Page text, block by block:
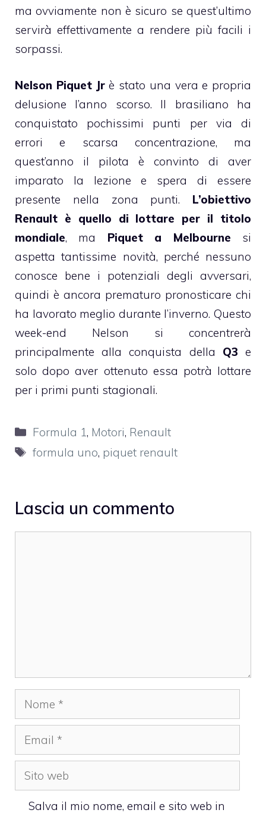
ma ovviamente non è sicuro se quest’ultimo
servirà effettivamente a rendere più facili i
sorpassi.
Nelson Piquet Jrè stato una vera e propria
delusione l’anno scorso. Il brasiliano ha
conquistato pochissimi punti per via di
errori e scarsa concentrazione, ma
quest’anno il pilota è convinto di aver
imparato la lezione e spera di essere
presente nella zona punti. L’obiettivo
Renault è quello di lottare per il titolo
mondiale, ma Piquet a Melbourne si
aspetta tantissime novità, perché nessuno
conosce bene i potenziali degli avversari,
quindi è ancora prematuro pronosticare chi
ha lavorato meglio durante l’inverno. Questo
week-end Nelson si concentrerà
principalmente alla conquista della Q3 e
solo dopo aver ottenuto essa potrà lottare
per i primi punti stagionali.
Categorie
Formula 1, Motori, Renault
Tag
formula uno, piquet renault
Lascia un commento
Nome
Email
Sito
web
Salva il mio nome, email e sito web in